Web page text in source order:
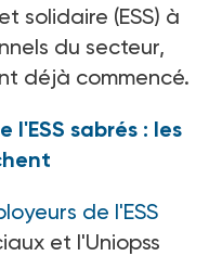
solidaire (ESS) à
du secteur,
déjà commencé.
l'ESS sabrés : les
de l'ESS
et l'Uniopss